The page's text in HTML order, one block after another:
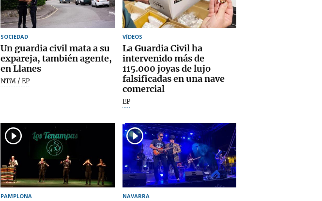
SOCIEDAD
Un guardia civil mata a su
expareja, también agente,
en Llanes
NTM / EP
VÍDEOS
La Guardia Civil ha
intervenido más de
115.000 joyas de lujo
falsificadas en una nave
comercial
EP
PAMPLONA NAVARRA